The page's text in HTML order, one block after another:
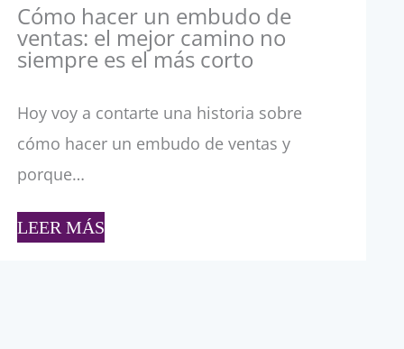
Cómo hacer un embudo de
ventas: el mejor camino no
siempre es el más corto
Hoy voy a contarte una historia sobre
cómo hacer un embudo de ventas y
porque…
LEER MÁS